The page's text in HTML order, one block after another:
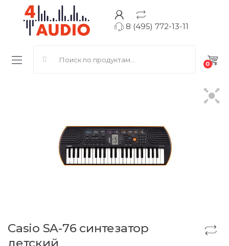
8 (495) 772-13-11
0
Casio SA-76 синтезатор
детский